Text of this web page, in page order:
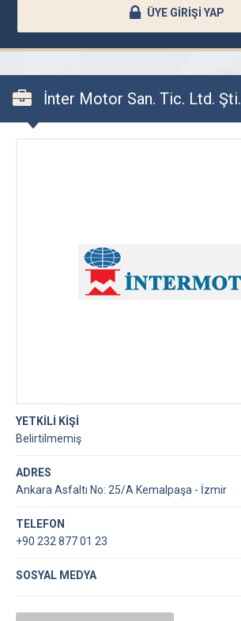
ÜYE GİRİŞİ YAP
İnter Motor San. Tic. Ltd. Şti.
YETKİLİ KİŞİ
Belirtilmemiş
ADRES
Ankara Asfaltı No: 25/A Kemalpaşa - İzmir
TELEFON
+90 232 877 01 23
SOSYAL MEDYA